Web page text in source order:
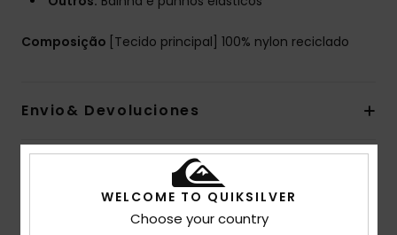
Composição [Tecido principal] 100% nylon reciclado
Envio& Devoluciones
Avaliações dos clientes
WELCOME TO QUIKSILVER
Choose your country